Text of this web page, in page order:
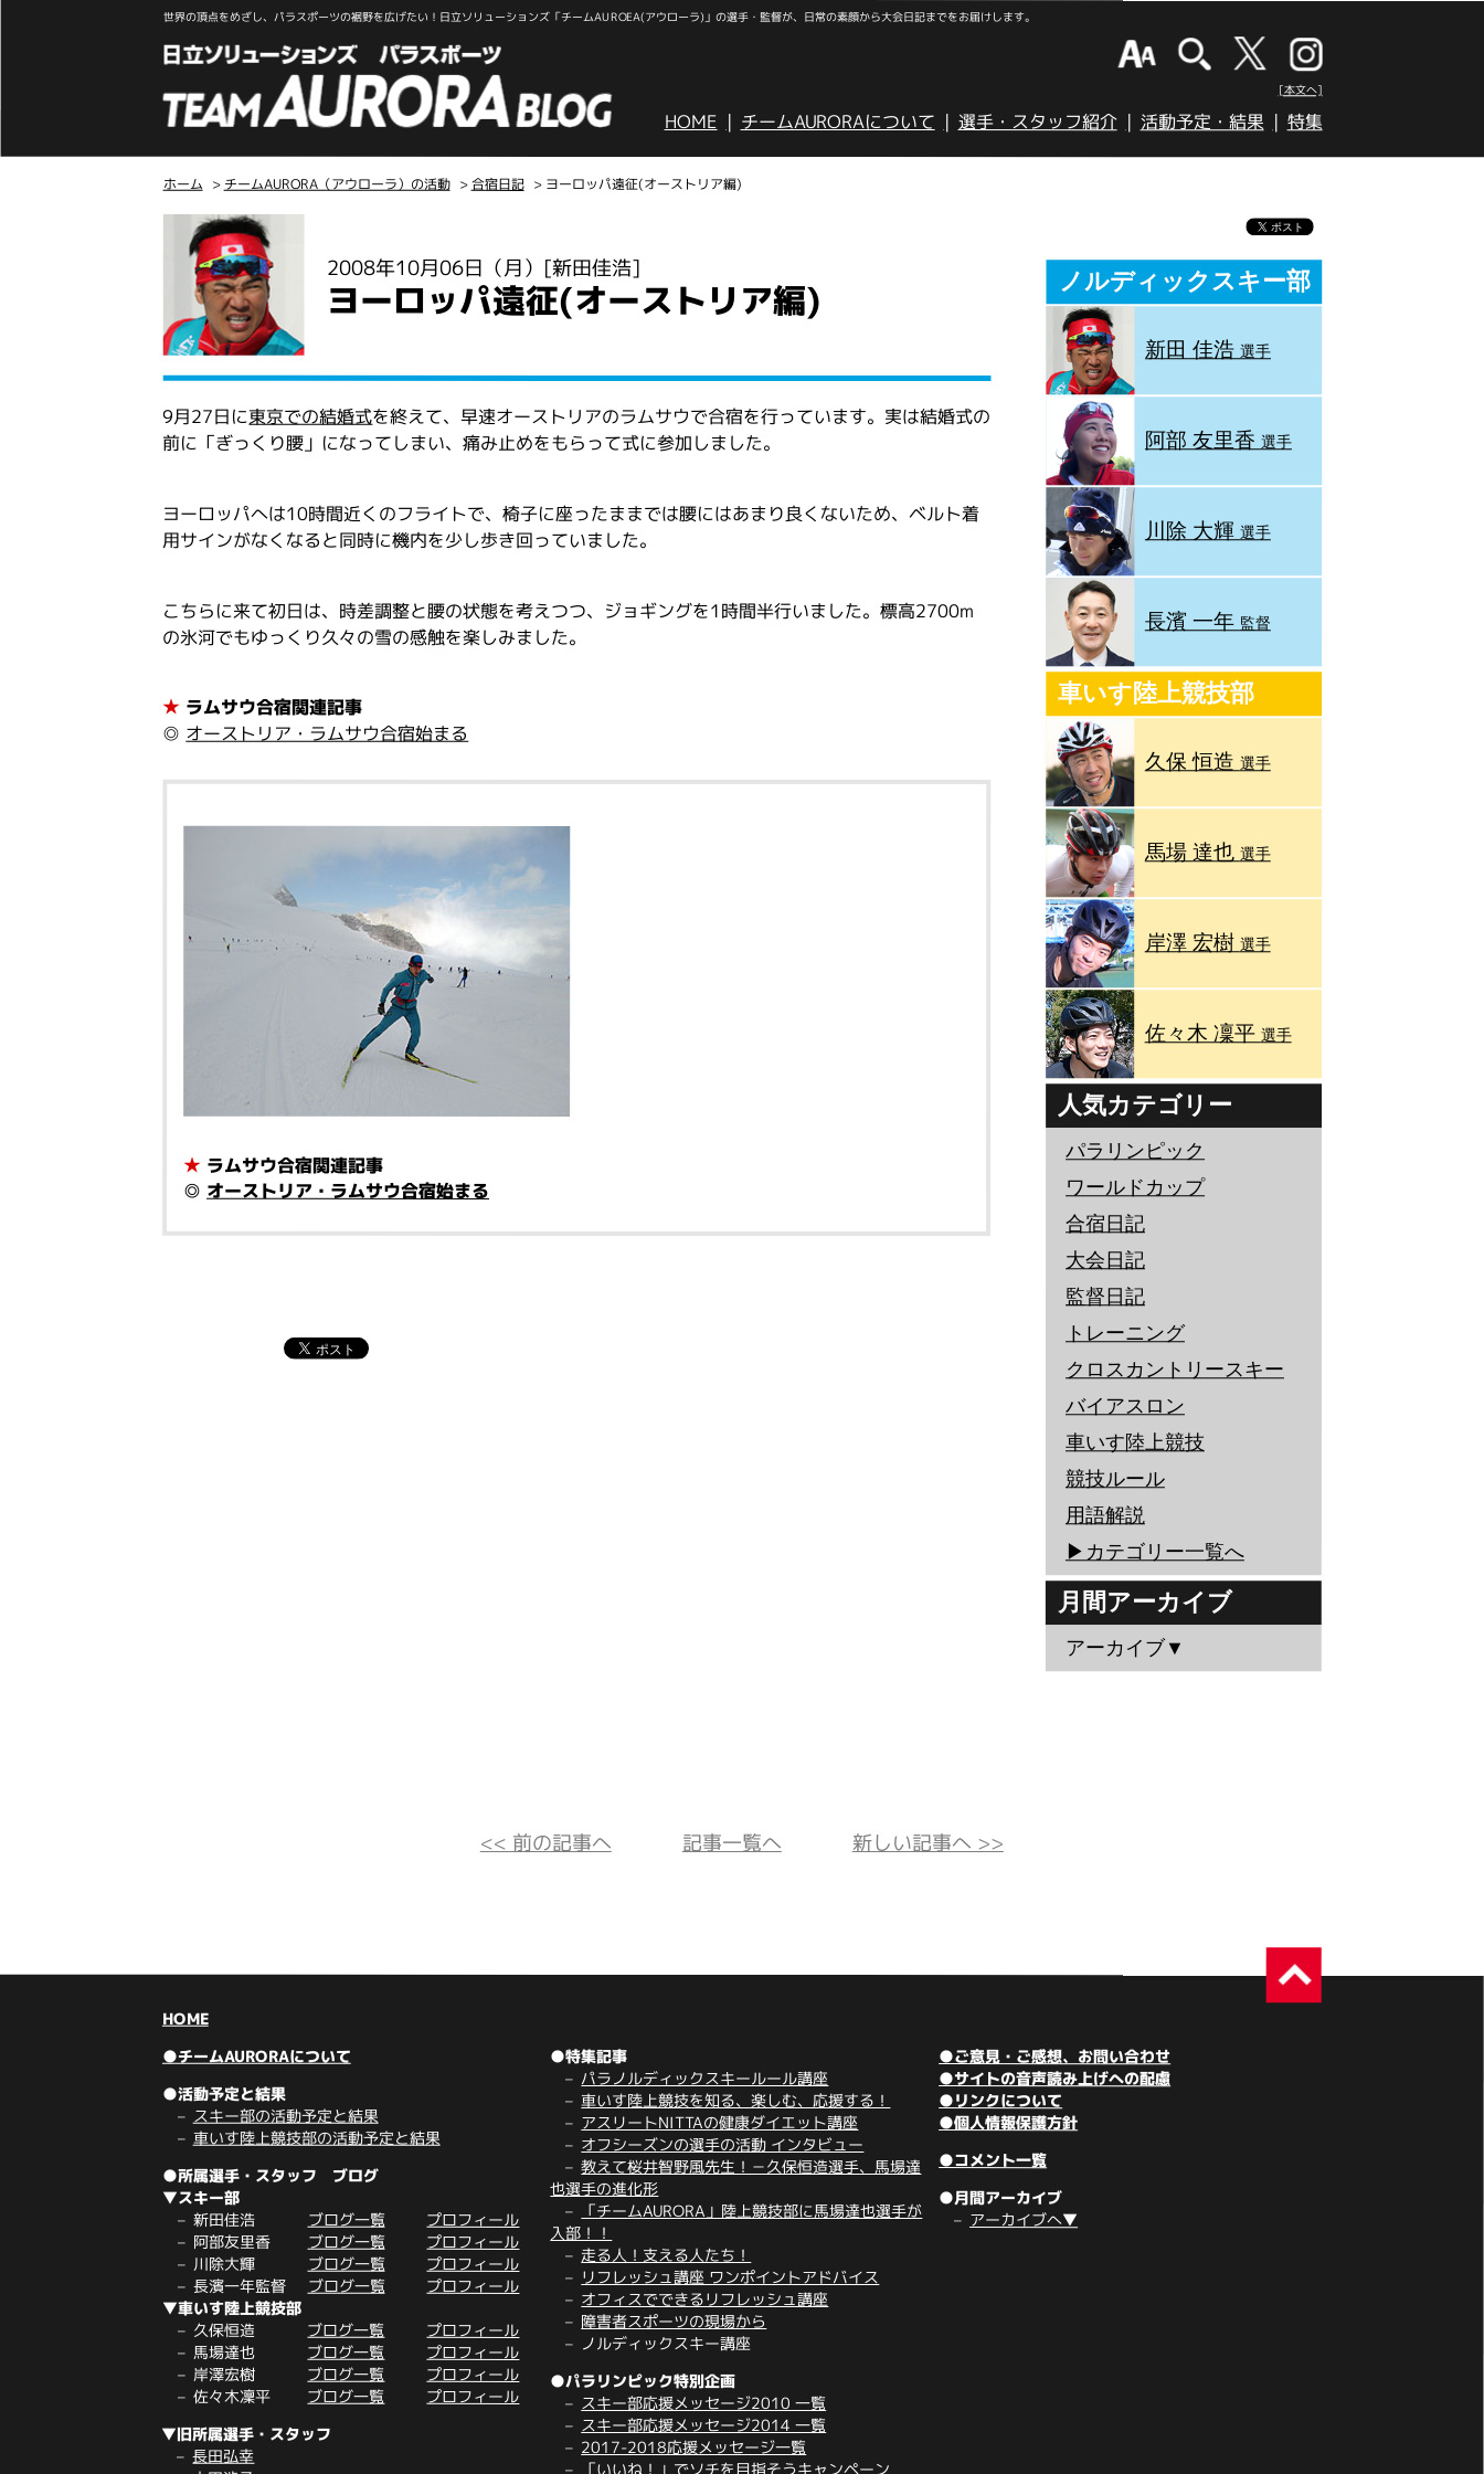
世界の頂点をめざし、パラスポーツの裾野を広げたい！日立ソリューションズ「チームAUROEA(アウローラ)」の選手・監督が、日常の素顔から大会日記までをお届けします。
[本文へ]
HOME チームAURORAについて 選手・スタッフ紹介 活動予定・結果 特集
ホーム > チームAURORA（アウローラ）の活動 >合宿日記 > ヨーロッパ遠征(オーストリア編)
2008年10月06日（月） [新田佳浩]
ヨーロッパ遠征(オーストリア編)
9月27日に東京での結婚式を終えて、早速オーストリアのラムサウで合宿を行っています。実は結婚式の
前に「ぎっくり腰」になってしまい、痛み止めをもらって式に参加しました。
ヨーロッパへは10時間近くのフライトで、椅子に座ったままでは腰にはあまり良くないため、ベルト着
用サインがなくなると同時に機内を少し歩き回っていました。
こちらに来て初日は、時差調整と腰の状態を考えつつ、ジョギングを1時間半行いました。標高2700m
の氷河でもゆっくり久々の雪の感触を楽しみました。
★ ラムサウ合宿関連記事
◎ オーストリア・ラムサウ合宿始まる
★ ラムサウ合宿関連記事
◎ オーストリア・ラムサウ合宿始まる
ノルディックスキー部
新田 佳浩 選手
阿部 友里香 選手
川除 大輝 選手
長濱 一年 監督
車いす陸上競技部
久保 恒造 選手
馬場 達也 選手
岸澤 宏樹 選手
佐々木 凜平 選手
人気カテゴリー
パラリンピック
ワールドカップ
合宿日記
大会日記
監督日記
トレーニング
クロスカントリースキー
バイアスロン
車いす陸上競技
競技ルール
用語解説
▶︎カテゴリー一覧へ
月間アーカイブ
アーカイブ▼
<< 前の記事へ 記事一覧へ 新しい記事へ >>
HOME
●チームAURORAについて
●活動予定と結果
スキー部の活動予定と結果
車いす陸上競技部の活動予定と結果
●所属選手・スタッフ ブログ
▼スキー部
新田佳浩 ブログ一覧 プロフィール
阿部友里香 ブログ一覧 プロフィール
川除大輝 ブログ一覧
プロフィール
長濱一年監督
ブログ一覧 プロフィール
▼車いす陸上競技部
久保恒造 ブログ一覧 プロフィール
馬場達也 ブログ一覧 プロフィール
岸澤宏樹 ブログ一覧 プロフィール
佐々木凜平 ブログ一覧 プロフィール
▼旧所属選手・スタッフ
長田弘幸
●特集記事
パラノルディックスキールール講座
車いす陸上競技を知る、楽しむ、応援する！
アスリートNITTAの健康ダイエット講座
オフシーズンの選手の活動 インタビュー
教えて桜井智野風先生！－久保恒造選手、馬場達
也選手の進化形
「チームAURORA」陸上競技部に馬場達也選手が
入部！！
走る人！支える人たち！
リフレッシュ講座 ワンポイントアドバイス
オフィスでできるリフレッシュ講座
障害者スポーツの現場から
ノルディックスキー講座
●パラリンピック特別企画
スキー部応援メッセージ2010 一覧
スキー部応援メッセージ2014 一覧
2017-2018応援メッセージ一覧
「いいね！」でソチを目指そうキャンペーン
●ご意見・ご感想、お問い合わせ
●サイトの音声読み上げへの配慮
●リンクについて
●個人情報保護方針
●コメント一覧
●月間アーカイブ
アーカイブへ▼